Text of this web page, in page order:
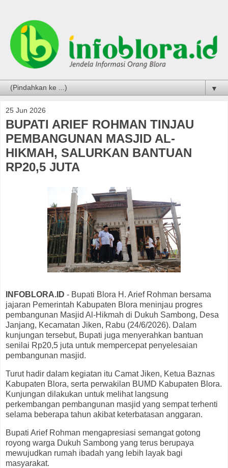
▼
25 Jun 2026
BUPATI ARIEF ROHMAN TINJAU
PEMBANGUNAN MASJID AL-
HIKMAH, SALURKAN BANTUAN
RP20,5 JUTA
INFOBLORA.ID - Bupati Blora H. Arief Rohman bersama
jajaran Pemerintah Kabupaten Blora meninjau progres
pembangunan Masjid Al-Hikmah di Dukuh Sambong, Desa
Janjang, Kecamatan Jiken, Rabu (24/6/2026). Dalam
kunjungan tersebut, Bupati juga menyerahkan bantuan
senilai Rp20,5 juta untuk mempercepat penyelesaian
pembangunan masjid.
Turut hadir dalam kegiatan itu Camat Jiken, Ketua Baznas
Kabupaten Blora, serta perwakilan BUMD Kabupaten Blora.
Kunjungan dilakukan untuk melihat langsung
perkembangan pembangunan masjid yang sempat terhenti
selama beberapa tahun akibat keterbatasan anggaran.
Bupati Arief Rohman mengapresiasi semangat gotong
royong warga Dukuh Sambong yang terus berupaya
mewujudkan rumah ibadah yang lebih layak bagi
masyarakat.